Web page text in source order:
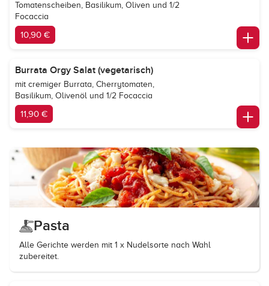
Tomatenscheiben, Basilikum, Oliven und 1/2
Focaccia
10,90 €
Burrata Orgy Salat (vegetarisch)
mit cremiger Burrata, Cherrytomaten,
Basilikum, Olivenöl und 1/2 Focaccia
11,90 €
Pasta
Alle Gerichte werden mit 1 x Nudelsorte nach Wahl
zubereitet.